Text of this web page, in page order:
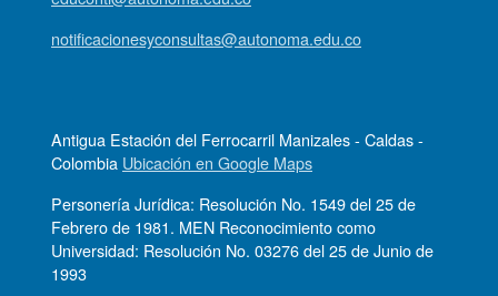
notificacionesyconsultas@autonoma.edu.co
Antigua Estación del Ferrocarril Manizales - Caldas -
Colombia Ubicación en Google Maps
Personería Jurídica: Resolución No. 1549 del 25 de
Febrero de 1981. MEN Reconocimiento como
Universidad: Resolución No. 03276 del 25 de Junio de
1993